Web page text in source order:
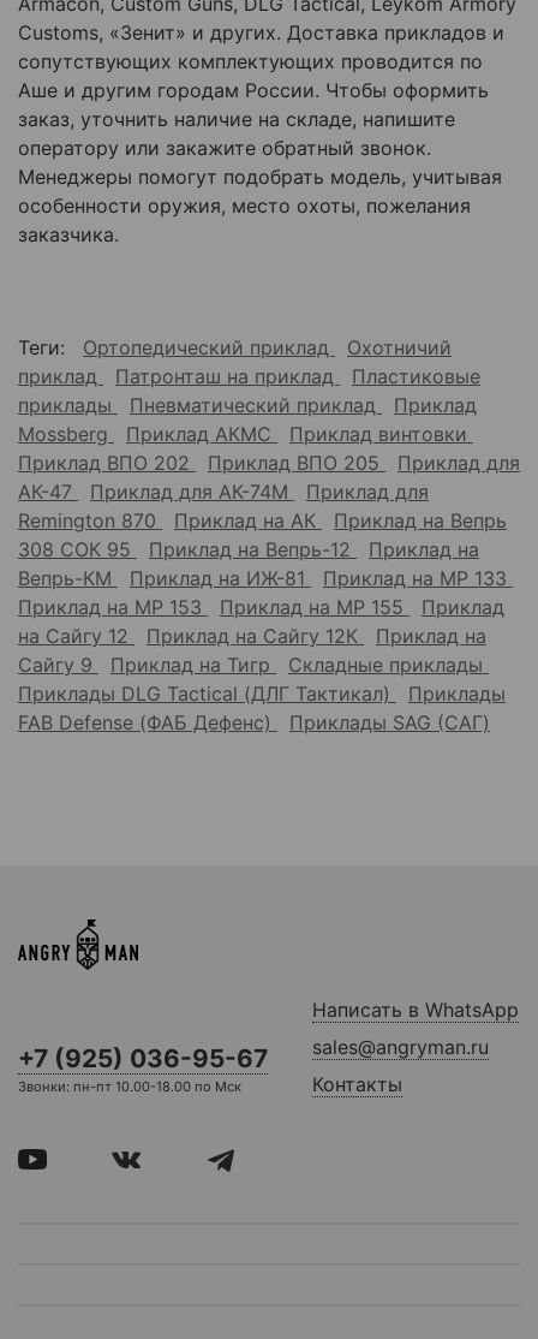
Customs, «Зенит» и других. Доставка прикладов и
сопутствующих комплектующих проводится по
Аше и другим городам России. Чтобы оформить
заказ, уточнить наличие на складе, напишите
оператору или закажите обратный звонок.
Менеджеры помогут подобрать модель, учитывая
особенности оружия, место охоты, пожелания
заказчика.
Теги: Ортопедический приклад
Охотничий
приклад
Патронташ на приклад
Пластиковые
приклады
Пневматический приклад
Приклад
Mossberg
Приклад АКМС
Приклад винтовки
Приклад ВПО 202
Приклад ВПО 205
Приклад для
АК-47
Приклад для АК-74М
Приклад для
Remington 870
Приклад на АК
Приклад на Вепрь
308 СОК 95
Приклад на Вепрь-12
Приклад на
Вепрь-КМ
Приклад на ИЖ-81
Приклад на МР 133
Приклад на МР 153
Приклад на МР 155
Приклад
на Сайгу 12
Приклад на Сайгу 12К
Приклад на
Сайгу 9
Приклад на Тигр
Складные приклады
Приклады DLG Tactical (ДЛГ Тактикал)
Приклады
FAB Defense (ФАБ Дефенс)
Приклады SAG (САГ)
+7 (925) 036-95-67
Звонки: пн-пт 10.00-18.00 по Мск
Написать в WhatsApp
sales@angryman.ru
Контакты